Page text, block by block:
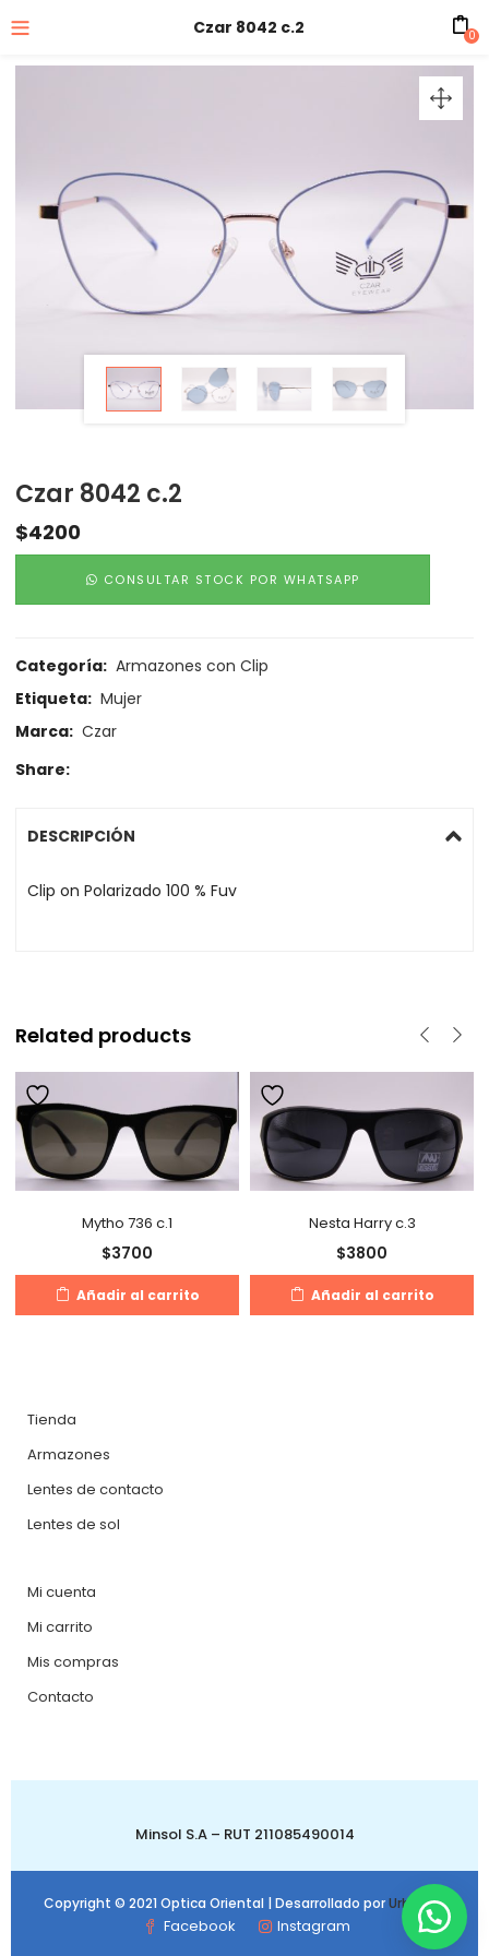
Czar 8042 c.2 0
Czar 8042 c.2
$4200
CONSULTAR STOCK POR WHATSAPP
Categoría: Armazones con Clip
Etiqueta: Mujer
Marca: Czar
Share:
DESCRIPCIÓN
Clip on Polarizado 100 % Fuv
Related products
Mytho 736 c.1
$3700
Añadir al carrito
Nesta Harry c.3
$3800
Añadir al carrito
Tienda
Armazones
Lentes de contacto
Lentes de sol
Mi cuenta
Mi carrito
Mis compras
Contacto
Minsol S.A – RUT 211085490014
Copyright © 2021 Optica Oriental | Desarrollado porUrbanbit
Facebook Instagram